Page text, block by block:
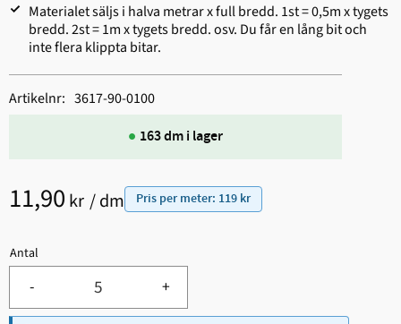
11,90 kr /dm Pris per meter: 119 kr
Antal
Minst 5. +
-
163 dm i lager
Artikelnr 3617-90-0100
Materialet säljs i halva metrar x full bredd. 1st = 0,5m x tygets
bredd. 2st = 1m x tygets bredd. osv. Du får en lång bit och
inte flera klippta bitar.